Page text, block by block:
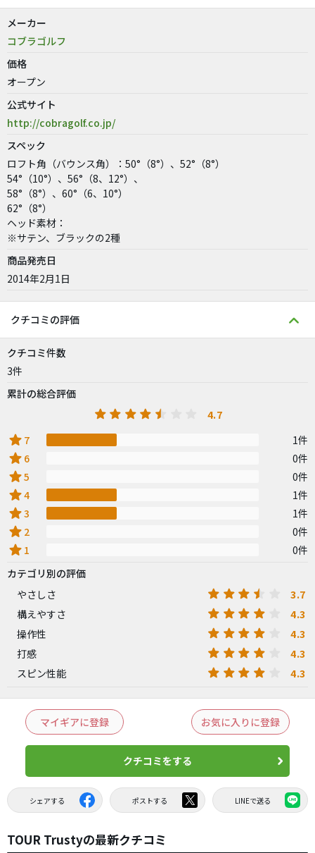
メーカー
コブラゴルフ
価格
オープン
公式サイト
http://cobragolf.co.jp/
スペック
ロフト角（バウンス角）：50°（8°）、52°（8°）
54°（10°）、56°（8、12°）、
58°（8°）、60°（6、10°）
62°（8°）
ヘッド素材：
※サテン、ブラックの2種
商品発売日
2014年2月1日
クチコミの評価
クチコミ件数
3件
累計の総合評価
4.7
star 7 1件
star 6 0件
star5 0件
star4 1件
star3 1件
star 2 0件
star 1
0件
カテゴリ別の評価
やさしさ
3.7
構えやすさ 4.3
操作性 4.3
打感 4.3
スピン性能 4.3
マイギアに登録 お気に入りに登録
クチコミをする
シェアする ポストする LINEで送る
TOUR Trustyの最新クチコミ